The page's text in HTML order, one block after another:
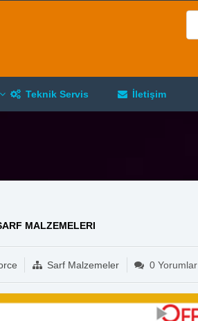
Teknik Servis İletişim
MALZEMELERI
Sarf Malzemeler 0 Yorumlar